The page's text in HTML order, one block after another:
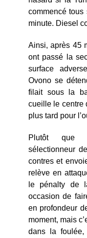
commencé
minute. Diesel
Ainsi, après 45
ont passé la
surface
Ovono se
filait sous la
cueille le centre
plus tard pour
Plutôt que
sélectionneur
contres et
relève en
le pénalty de
occasion de
en profondeur
moment, mais
dans la foulée,